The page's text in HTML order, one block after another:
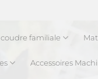
familiale
Accessoires